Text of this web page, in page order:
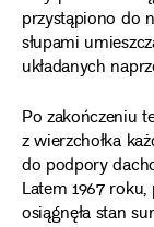
przystąpiono do
słupami
układanych
Po zakończeniu
z wierzchołka
do podpory
Latem 1967
osiągnęła stan